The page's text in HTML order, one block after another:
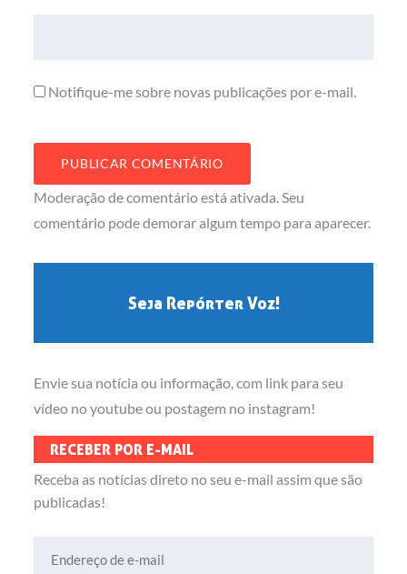
Notifique-me sobre novas publicações por e-mail.
Moderação de comentário está ativada. Seu
comentário pode demorar algum tempo para aparecer.
Seja Repórter Voz!
Envie sua notícia ou informação, com link para seu
vídeo no youtube ou postagem no instagram!
RECEBER POR E-MAIL
Receba as notícias direto no seu e-mail assim que são
publicadas!